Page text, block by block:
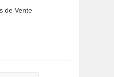
de Vente